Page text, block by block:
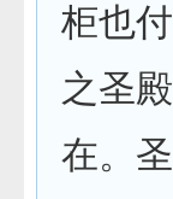
柜也
之圣
在。